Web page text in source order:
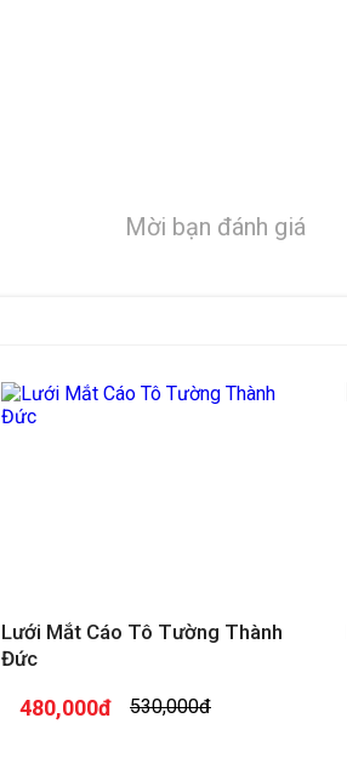
Mời bạn đánh giá
Lưới Mắt Cáo Tô Tường Thành
Đức
480,000đ 530,000đ